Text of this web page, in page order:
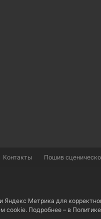
Контакты Пошив
Метрика для
cookie. Подробнее – в